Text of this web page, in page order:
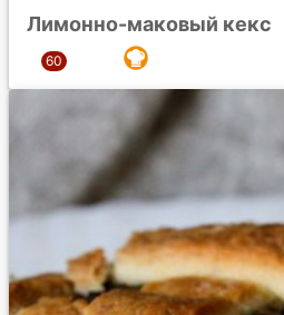
Лимонно-маковый кекс